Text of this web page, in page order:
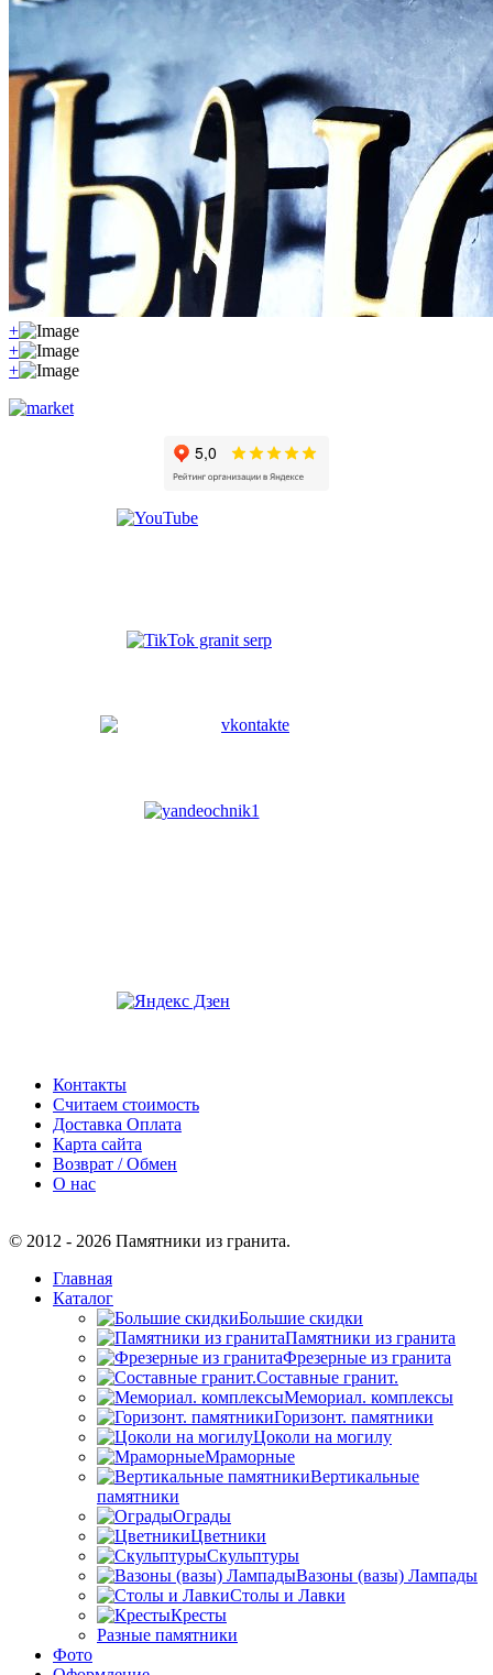
+
+
+
Контакты
Считаем стоимость
Доставка Оплата
Карта сайта
Возврат / Обмен
О нас
© 2012 - 2026 Памятники из гранита.
Главная
Каталог
Большие скидки
Памятники из гранита
Фрезерные из гранита
Составные гранит.
Мемориал. комплексы
Горизонт. памятники
Цоколи на могилу
Мраморные
Вертикальные
памятники
Ограды
Цветники
Скульптуры
Вазоны (вазы) Лампады
Столы и Лавки
Кресты
Разные памятники
Фото